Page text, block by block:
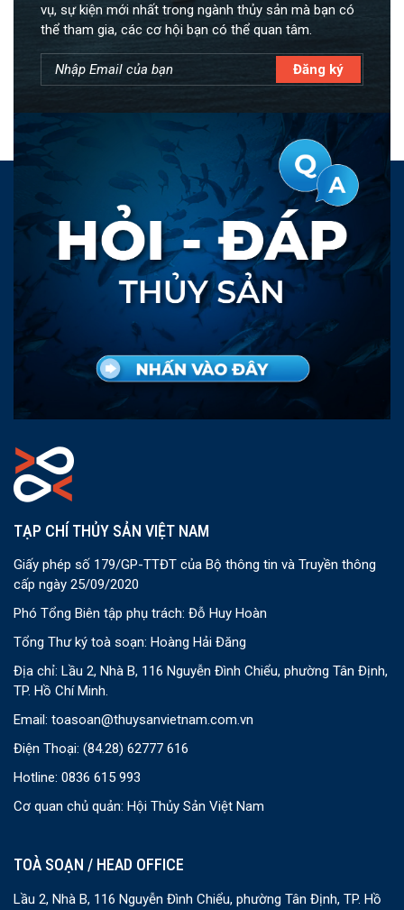
vụ, sự kiện mới nhất trong ngành thủy sản mà bạn có
thể tham gia, các cơ hội bạn có thể quan tâm.
TẠP CHÍ THỦY SẢN VIỆT NAM
Giấy phép số 179/GP-TTĐT của Bộ thông tin và Truyền thông
cấp ngày 25/09/2020
Phó Tổng Biên tập phụ trách: Đỗ Huy Hoàn
Tổng Thư ký toà soạn: Hoàng Hải Đăng
Địa chỉ: Lầu 2, Nhà B, 116 Nguyễn Đình Chiểu, phường Tân Định,
TP. Hồ Chí Minh.
Email: toasoan@thuysanvietnam.com.vn
Điện Thoại: (84.28) 62777 616
Hotline: 0836 615 993
Cơ quan chủ quản: Hội Thủy Sản Việt Nam
TOÀ SOẠN / HEAD OFFICE
Lầu 2, Nhà B, 116 Nguyễn Đình Chiểu, phường Tân Định, TP. Hồ